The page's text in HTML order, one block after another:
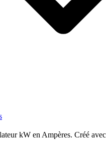
kW en Ampères. Créé